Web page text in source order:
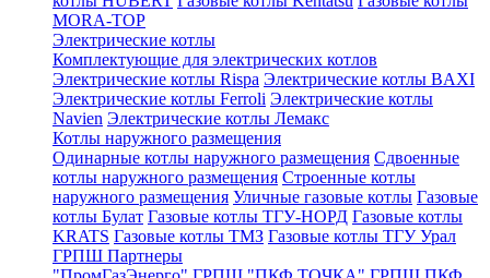
MORA-TOP
Электрические котлы
Комплектующие для электрических котлов
Электрические котлы Rispa Электрические котлы BAXI
Электрические котлы Ferroli Электрические котлы
Navien Электрические котлы Лемакс
Котлы наружного размещения
Одинарные котлы наружного размещения Сдвоенные
котлы наружного размещения Строенные котлы
наружного размещения Уличные газовые котлы Газовые
котлы Булат Газовые котлы ТГУ-НОРД Газовые котлы
KRATS Газовые котлы ТМЗ Газовые котлы ТГУ Урал
ГРПШ Партнеры